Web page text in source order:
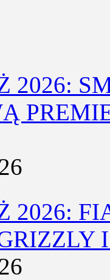
2026:
2026: